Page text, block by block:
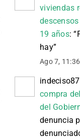
viviendas
19 años: “
hay”
Ago 7, 11:36
indeciso87
compra
del
denuncia